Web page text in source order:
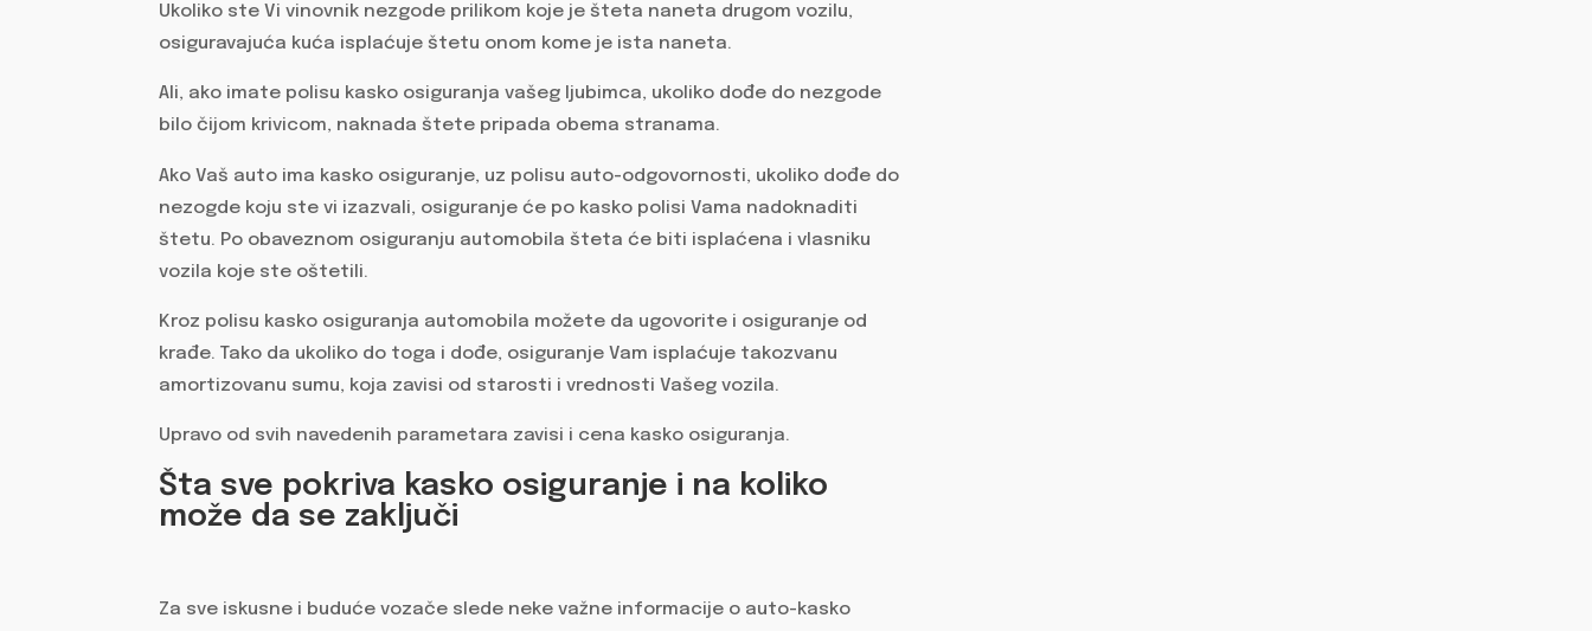
Ukoliko ste Vi vinovnik nezgode prilikom koje je šteta naneta drugom vozilu,
osiguravajuća kuća isplaćuje štetu onom kome je ista naneta.
Ali, ako imate polisu kasko osiguranja vašeg ljubimca, ukoliko dođe do nezgode
bilo čijom krivicom, naknada štete pripada obema stranama.
Ako Vaš auto ima kasko osiguranje, uz polisu auto-odgovornosti, ukoliko dođe do
nezogde koju ste vi izazvali, osiguranje će po kasko polisi Vama nadoknaditi
štetu. Po obaveznom osiguranju automobila šteta će biti isplaćena i vlasniku
vozila koje ste oštetili.
Kroz polisu kasko osiguranja automobila možete da ugovorite i osiguranje od
krađe. Tako da ukoliko do toga i dođe, osiguranje Vam isplaćuje takozvanu
amortizovanu sumu, koja zavisi od starosti i vrednosti Vašeg vozila.
Upravo od svih navedenih parametara zavisi i cena kasko osiguranja.
Šta sve pokriva kasko osiguranje i na koliko
može da se zaključi
Za sve iskusne i buduće vozače slede neke važne informacije o auto-kasko